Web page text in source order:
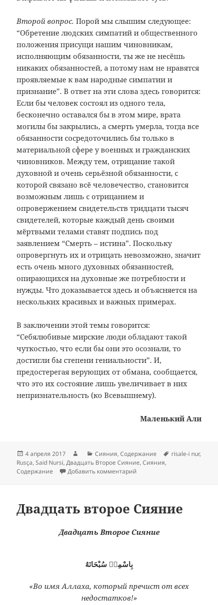
Второй вопрос. Порой мы слышим следующее:
“Обретение людских симпатий и общественного
положения присущи нашим чиновникам,
исполняющим обязанности, ты же не несёшь
никаких обязанностей, а потому нам не нравятся
проявляемые к вам народные симпатии и
признание”. В ответ на эти слова здесь говорится:
Если бы человек состоял из одного тела,
бесконечно оставался бы в этом мире, врата
могилы бы закрылись, а смерть умерла, тогда все
обязанности сосредоточились бы только в
материальной сфере у военных и гражданских
чиновников. Между тем, отрицание такой
духовной и очень серьёзной обязанности, с
которой связано всё человечество, становится
возможным лишь с отрицанием и
опровержением свидетельств тридцати тысяч
свидетелей, которые каждый день своими
мёртвыми телами ставят подпись под
заявлением “Смерть – истина”. Поскольку
опровергнуть их и отрицать невозможно, значит
есть очень много духовных обязанностей,
опирающихся на духовные же потребности и
нужды. Что доказывается здесь и объясняется на
нескольких красивых и важных примерах.
В заключении этой темы говорится:
“Себялюбивые мирские люди обладают такой
чуткостью, что если бы они это осознали, то
достигли бы степени гениальности”. И,
предостерегая верующих от обмана, сообщается,
что это их состояние лишь увеличивает в них
непризнательность (ко Всевышнему).
Маленький Али
Опубликовано
4 апреля 2017 АвторРубрики
Сияния,Содержание Метки
risale-i nur,
Rusça,Said Nursi,Двадцать Второе Сияние,Сияния,
Содержание
Добавить комментарий
Двадцать второе Сияние
Двадцать Второе Сияние
بِاسْمِهٖ سُبْحَانَهُ
«Во имя Аллаха, который пречист от всех
недостатков!»